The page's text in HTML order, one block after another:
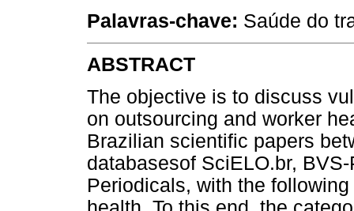
Palavras-chave: Saúde do
ABSTRACT
The objective is to discuss
on outsourcing and worker
Brazilian scientific papers
databasesof SciELO.br,
Periodicals, with the